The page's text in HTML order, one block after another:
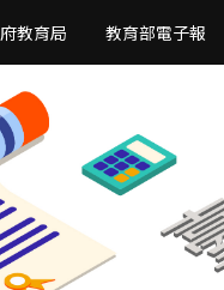
教育局 教育部電子報